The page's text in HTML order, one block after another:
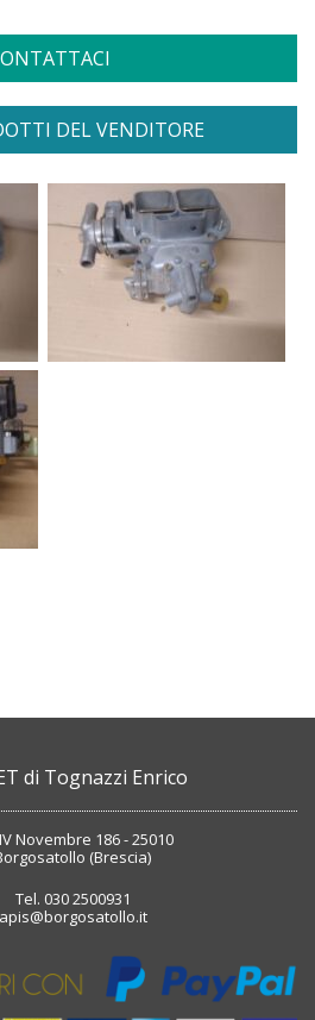
CONTATTACI
DEL VENDITORE
di Tognazzi Enrico
Novembre 186 - 25010
(Brescia)
Tel. 030 2500931
apis@borgosatollo.it